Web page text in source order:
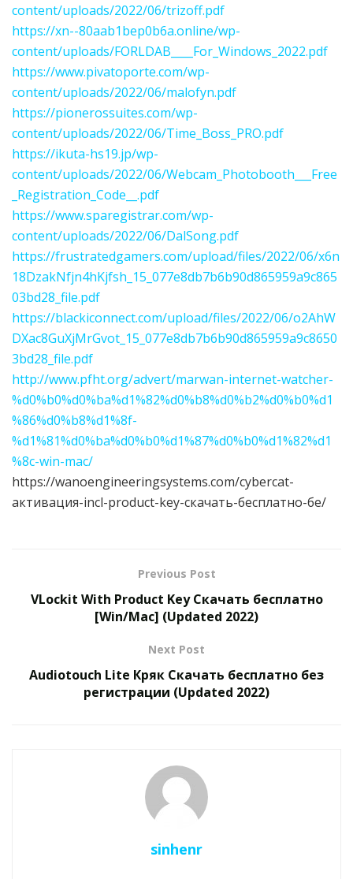
content/uploads/2022/06/trizoff.pdf
https://xn--80aab1bep0b6a.online/wp-
content/uploads/FORLDAB____For_Windows_2022.pdf
https://www.pivatoporte.com/wp-
content/uploads/2022/06/malofyn.pdf
https://pionerossuites.com/wp-
content/uploads/2022/06/Time_Boss_PRO.pdf
https://ikuta-hs19.jp/wp-
content/uploads/2022/06/Webcam_Photobooth___Free
_Registration_Code__.pdf
https://www.sparegistrar.com/wp-
content/uploads/2022/06/DalSong.pdf
https://frustratedgamers.com/upload/files/2022/06/x6n
18DzakNfjn4hKjfsh_15_077e8db7b6b90d865959a9c865
03bd28_file.pdf
https://blackiconnect.com/upload/files/2022/06/o2AhW
DXac8GuXjMrGvot_15_077e8db7b6b90d865959a9c8650
3bd28_file.pdf
http://www.pfht.org/advert/marwan-internet-watcher-
%d0%b0%d0%ba%d1%82%d0%b8%d0%b2%d0%b0%d1
%86%d0%b8%d1%8f-
%d1%81%d0%ba%d0%b0%d1%87%d0%b0%d1%82%d1
%8c-win-mac/
https://wanoengineeringsystems.com/cybercat-
активация-incl-product-key-скачать-бесплатно-бе/
Previous Post
VLockit With Product Key Скачать бесплатно
[Win/Mac] (Updated 2022)
Next Post
Audiotouch Lite Кряк Скачать бесплатно без
регистрации (Updated 2022)
sinhenr